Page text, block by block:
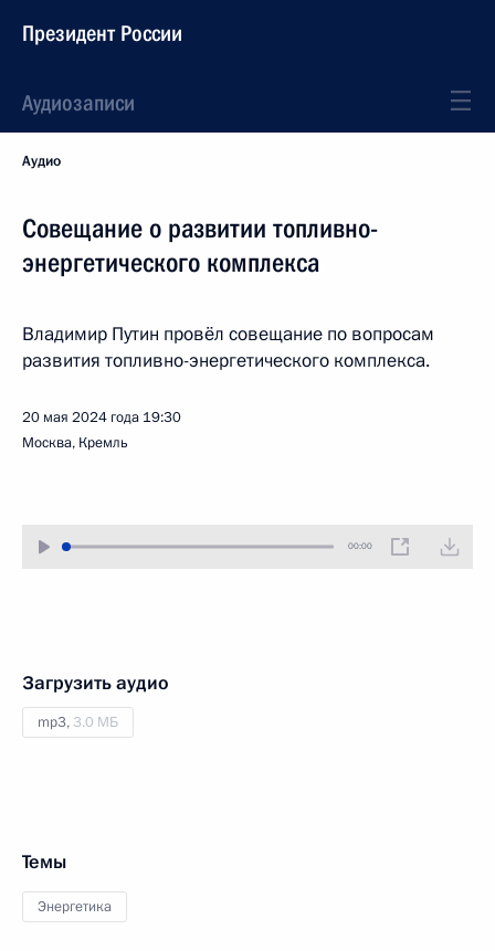
Президент России
Аудиозаписи
Аудио
Совещание о развитии топливно-
энергетического комплекса
Владимир Путин провёл совещание по вопросам
развития топливно-энергетического комплекса.
20 мая 2024 года 19:30
Москва, Кремль
00:00
Загрузить аудио
mp3, 3.0 МБ
Темы
Энергетика